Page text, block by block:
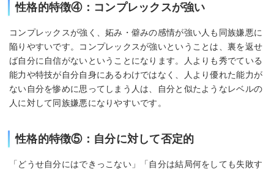
性格的特徴④：コンプレックスが強い
コンプレックスが強く、妬み・僻みの感情が強い人も同族嫌悪に
陥りやすいです。コンプレックスが強いということは、裏を返せ
ば自分に自信がないということになります。人よりも秀でている
能力や特技が自分自身にあるわけではなく、人より優れた能力が
ない自分を惨めに思ってしまう人は、自分と似たようなレベルの
人に対して同族嫌悪になりやすいです。
性格的特徴⑤：自分に対して否定的
「どうせ自分にはできっこない」「自分は結局何をしても失敗す